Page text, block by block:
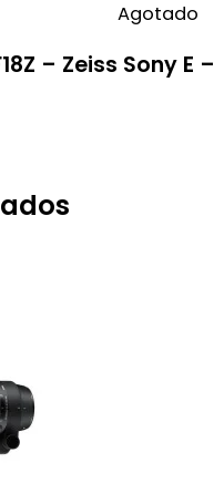
Agotado
– Zeiss Sony E –